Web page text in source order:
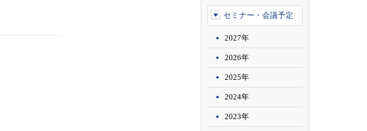
セミナー・会議予定
2027年
2026年
2025年
2024年
2023年